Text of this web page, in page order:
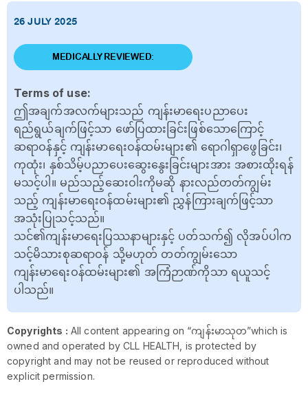
26 JULY 2025
MEDICALLY REVIEWED:
Terms of use:
ဤအချက်အလက်များသည် ကျန်းမာရေးပညာပေး
ရည်ရွယ်ချက်ဖြင့်သာ ဖော်ပြထားခြင်းဖြစ်သောကြောင့်
ဆရာဝန်နှင့် ကျန်းမာရေးဝန်ထမ်းများ၏ ရောဂါရှာဖွေခြင်း၊
ကုထုံး၊ နှစ်သိမ့်ပညာပေးဆွေးနွေးခြင်းများအား အစားထိုးရန်
မသင့်ပါ။ မည်သည့်ဆေးဝါးကိုမဆို နားလည်တတ်ကျွမ်း
သည့် ကျန်းမာရေးဝန်ထမ်းများ၏ ညွှန်ကြားချက်ဖြင့်သာ
အသုံးပြုသင့်သည်။
သင်၏ကျန်းမာရေးပြဿနာများနှင့် ပတ်သက်၍ လိုအပ်ပါက
သင့်မိသားစုဆရာဝန် သို့မဟုတ် တတ်ကျွမ်းသော
ကျန်းမာရေးဝန်ထမ်းများ၏ အကြံဉာဏ်ကိုသာ ရယူသင့်
ပါသည်။
Copyrights : All content appearing on “ကျန်းမာသုတ”which is
owned and operated by CLL HEALTH, is protected by
copyright and may not be reused or reproduced without
explicit permission.